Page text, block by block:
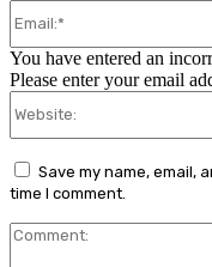
You have entered an
Please enter your email
Save my name, email,
time I comment.